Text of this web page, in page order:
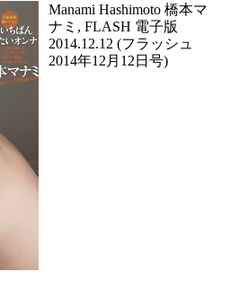
Manami Hashimoto 橋本マ
ナミ, FLASH 電子版
2014.12.12 (フラッシュ
2014年12月12日号)